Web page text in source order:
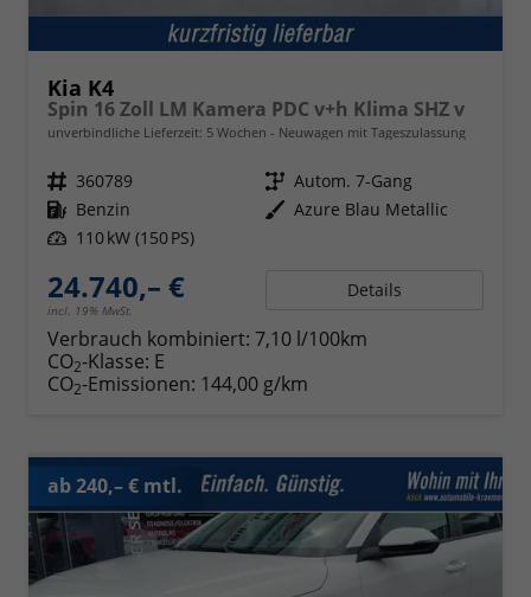
Kia K4
Spin 16 Zoll LM Kamera PDC v+h Klima SHZ v
unverbindliche Lieferzeit: 5 Wochen Neuwagen mit Tageszulassung
Fahrzeugnr. 360789 Getriebe Autom. 7-Gang
Kraftstoff Benzin Außenfarbe Azure Blau Metallic
Leistung 110 kW (150 PS)
24.740,– €
incl. 19% MwSt.
Details
Verbrauch kombiniert: 7,10 l/100km
CO2-Klasse: E
CO2-Emissionen: 144,00 g/km
ab 240,– € mtl.